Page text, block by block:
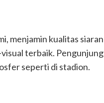
, menjamin kualitas siaran
terbaik. Pengunjung
seperti di stadion.